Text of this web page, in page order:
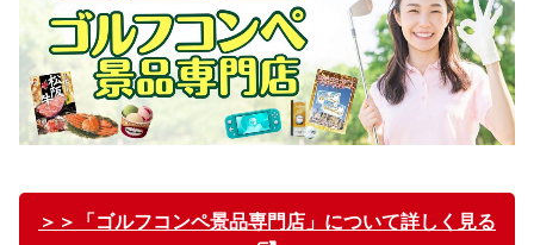
＞＞「ゴルフコンペ景品専門店」について詳しく見る